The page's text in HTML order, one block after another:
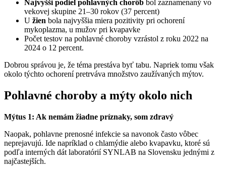
Najvyšší podiel pohlavných chorôb bol zaznamenaný vo
vekovej skupine 21–30 rokov (37 percent)
U žien bola najvyššia miera pozitivity pri ochorení
mykoplazma, u mužov pri kvapavke
Počet testov na pohlavné choroby vzrástol z roku 2022 na
2024 o 12 percent.
Dobrou správou je, že téma prestáva byť tabu. Napriek tomu však
okolo týchto ochorení pretrváva množstvo zaužívaných mýtov.
Pohlavné choroby a mýty okolo nich
Mýtus 1: Ak nemám žiadne príznaky, som zdravý
Naopak, pohlavne prenosné infekcie sa navonok často vôbec
neprejavujú. Ide napríklad o chlamýdie alebo kvapavku, ktoré sú
podľa interných dát laboratórií SYNLAB na Slovensku jednými z
najčastejších.